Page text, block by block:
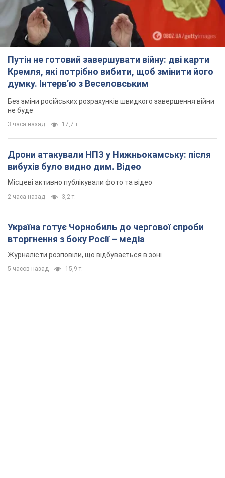
Путін не готовий завершувати війну: дві карти
Кремля, які потрібно вибити, щоб змінити його
думку. Інтерв’ю з Веселовським
Без зміни російських розрахунків швидкого завершення війни
не буде
3 часа назад 17,7 т.
Дрони атакували НПЗ у Нижньокамську: після
вибухів було видно дим. Відео
Місцеві активно публікували фото та відео
2 часа назад 3,2 т.
Україна готує Чорнобиль до чергової спроби
вторгнення з боку Росії – медіа
Журналісти розповіли, що відбувається в зоні
5 часов назад 15,9 т.